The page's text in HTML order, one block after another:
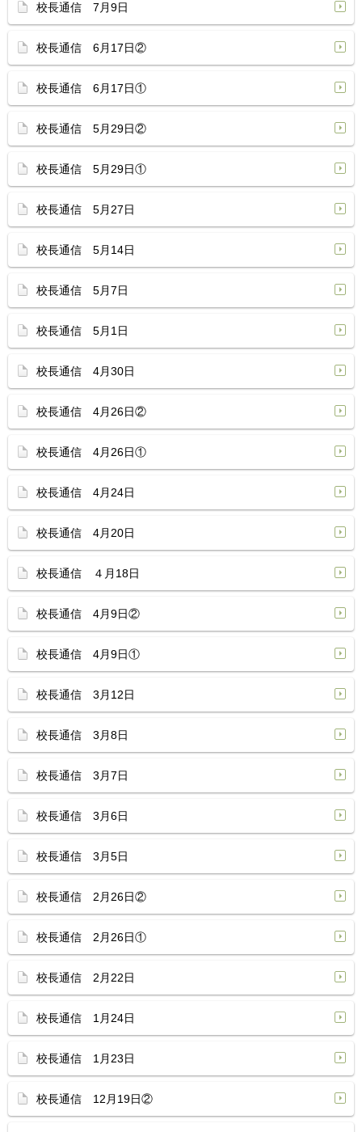
校長通信 7月9日
校長通信 6月17日②
校長通信 6月17日①
校長通信 5月29日②
校長通信 5月29日①
校長通信 5月27日
校長通信 5月14日
校長通信 5月7日
校長通信 5月1日
校長通信 4月30日
校長通信 4月26日②
校長通信 4月26日①
校長通信 4月24日
校長通信 4月20日
校長通信 ４月18日
校長通信 4月9日②
校長通信 4月9日①
校長通信 3月12日
校長通信 3月8日
校長通信 3月7日
校長通信 3月6日
校長通信 3月5日
校長通信 2月26日②
校長通信 2月26日①
校長通信 2月22日
校長通信 1月24日
校長通信 1月23日
校長通信 12月19日②